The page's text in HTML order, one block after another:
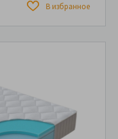
В избранное